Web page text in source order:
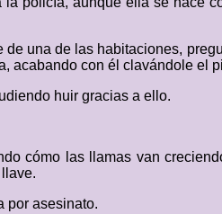
una de las habitaciones,
acabando con él clavándole el
huir gracias a ello.
cómo las llamas van
por asesinato.